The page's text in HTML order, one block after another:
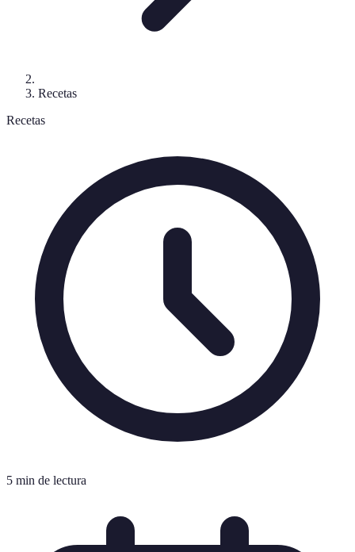
Recetas
Recetas
5 min de lectura